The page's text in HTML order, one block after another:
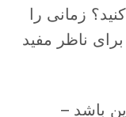
زمانی را
ناظر مفید
باشد –